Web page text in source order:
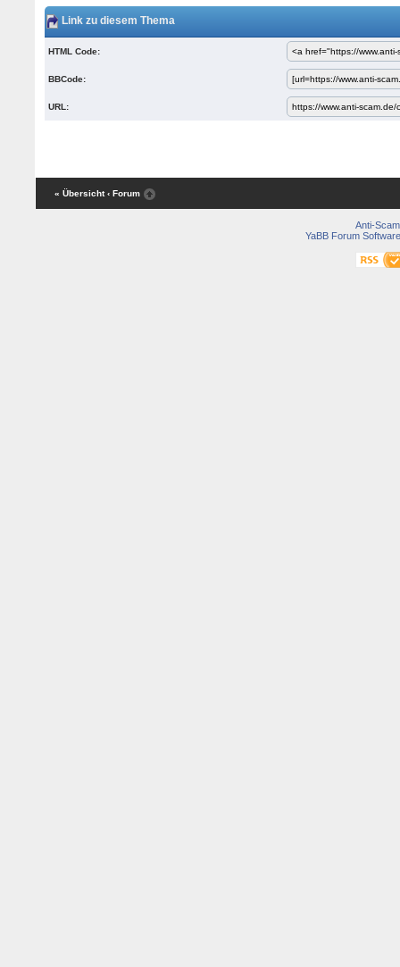
Link zu diesem Thema
HTML Code:
BBCode:
URL:
« Übersicht ‹ Forum
Anti-Scam
YaBB Forum Software